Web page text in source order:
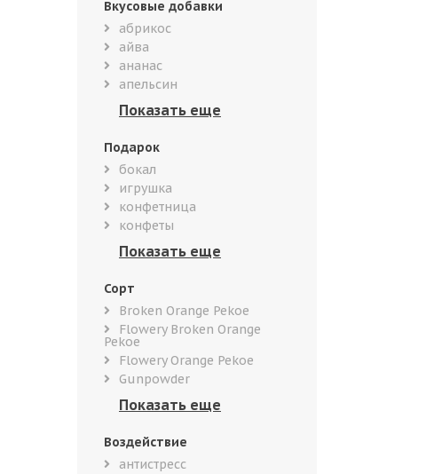
Вкусовые добавки
абрикос
айва
ананас
апельсин
Подарок
бокал
игрушка
конфетница
конфеты
Сорт
Broken Orange Pekoe
Flowery Broken Orange
Pekoe
Flowery Orange Pekoe
Gunpowder
Воздействие
антистресс